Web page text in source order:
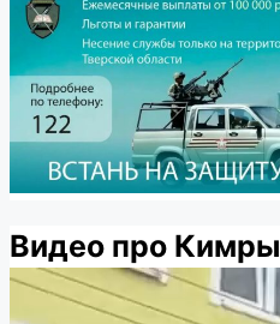
Видео про Кимры